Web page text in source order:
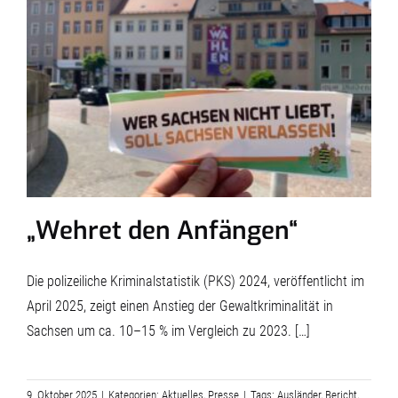
„Wehret den Anfängen“
Die polizeiliche Kriminalstatistik (PKS) 2024, veröffentlicht im
April 2025, zeigt einen Anstieg der Gewaltkriminalität in
Sachsen um ca. 10–15 % im Vergleich zu 2023. […]
9. Oktober 2025 | Kategorien: Aktuelles, Presse | Tags: Ausländer, Bericht,